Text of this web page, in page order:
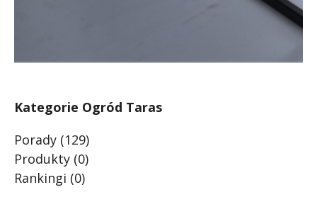
Kategorie Ogród Taras
Porady (129)
Produkty (0)
Rankingi (0)